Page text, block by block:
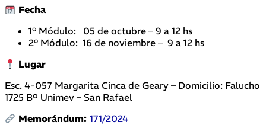
Fecha
1° Módulo: 05 de octubre – 9 a 12 hs
2° Módulo: 16 de noviembre – 9 a 12 hs
Lugar
Esc. 4-057 Margarita Cinca de Geary – Domicilio: Falucho
1725 Bº Unimev – San Rafael
Memorándum:171/2024